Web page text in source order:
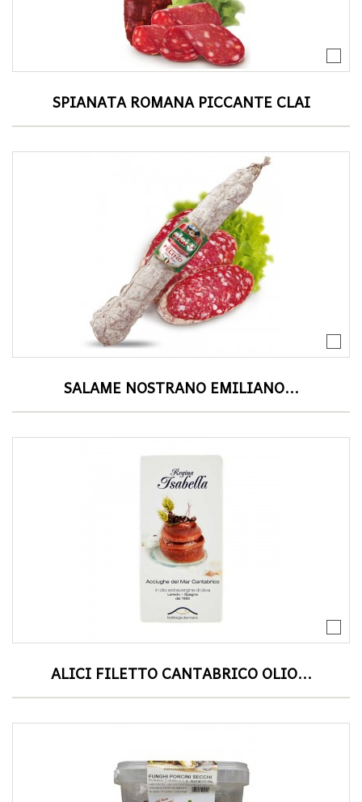
SPIANATA ROMANA PICCANTE CLAI
SALAME NOSTRANO EMILIANO...
ALICI FILETTO CANTABRICO OLIO...